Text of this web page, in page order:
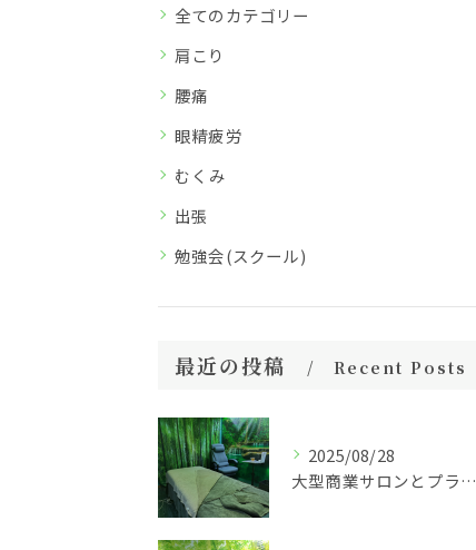
全てのカテゴリー
肩こり
腰痛
眼精疲労
むくみ
出張
勉強会(スクール)
最近の投稿 Recent Posts
2025/08/28
大型商業サロンとプライベートサロンの違い